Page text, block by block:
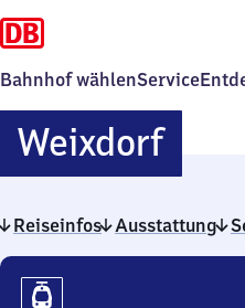
Bahnhof wählenService
Weixdorf
Reiseinfos Ausstattung
Reiseinfos